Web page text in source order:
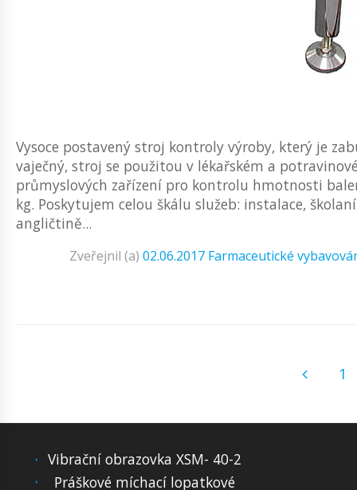
Vysoce postavený stroj kontroly výroby, který je
vaječný, stroj se použitou v lékařském a
průmyslových zařízení pro kontrolu hmotnosti
kg. Poskytujem celou škálu služeb: instalace,
angličtině...
Zveřejnil (a) 02.06.2017 Farmaceutické
1
Vibrační obrazovka XSM- 40-2
Práškové míchací lopatkové